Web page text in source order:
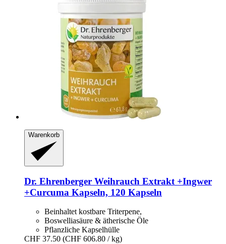
Warenkorb
Dr. Ehrenberger Weihrauch Extrakt +Ingwer
+Curcuma Kapseln, 120 Kapseln
Beinhaltet kostbare Triterpene,
Boswelliasäure & ätherische Öle
Pflanzliche Kapselhülle
CHF 37.50 (CHF 606.80 / kg)